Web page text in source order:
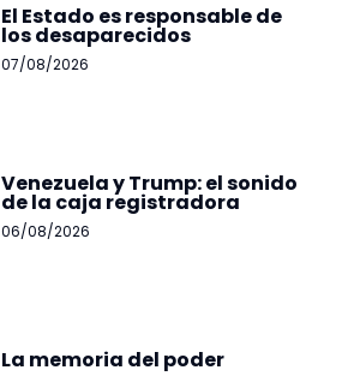
El Estado es responsable de
los desaparecidos
07/08/2026
Venezuela y Trump: el sonido
de la caja registradora
06/08/2026
La memoria del poder